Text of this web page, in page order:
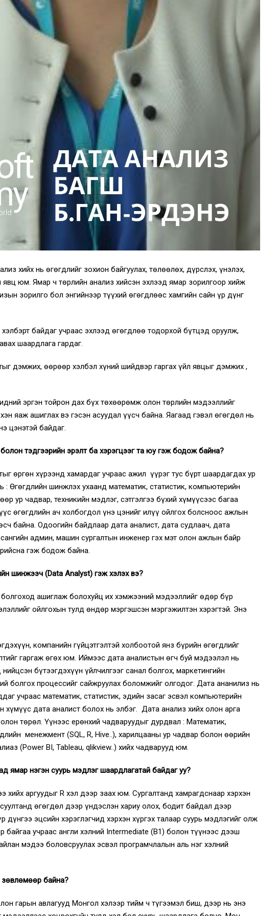
хийх нь өгөгдлийг зохион байгуулах, төлөөлөх, дүрслэх, үнэлэх,
явц юм. Ямар ч төрлийн анализ хийсэн эхлээд ямар зорилгоор хийж
зорилго бол энгийнээр түүхий өгөгдлөөс хамгийн сайн үр дүнг
байдаг учраас эхлээд өгөгдлөө тодорхой бүтцэд оруулж,
шаардлага гардаг.
дэмжих, өөрөөр хэлбэл хүний ​​шийдвэр гаргах үйл явцыг дэмжих ,
эргэн тойрон дах бүх төхөөрөмж олон төрлийн мэдээллийг
яаж ашиглах вэ гэсэн асуудал үүсч байна. Яагаад гэвэл өгөгдөл нь
цэнэтэй байдаг.
тэдгээрийн эрэлт ба хэрэгцээг та юу гэж бодож байна?
өргөн хүрээнд хамардаг учраас ажил үүрэг тус бүрт шаардагдах ур
Өгөгдлийн шинжлэх ухаанд математик, статистик, компьютерийн
ур чадвар, техникийн мэдлэг, сэтгэлгээ бүхий хүмүүсээс багаа
өгөгдлийн ач холбогдол үнэ цэнийг илүү ойлгох болсноос ажлын
байна. Одоогийн байдлаар дата аналист, дата судлаач, дата
админ, машин сургалтын инженер гэх мэт олон ажлын байр
гэж бодож байна.
шинжээч (Data Analyst) гэж хэлэх вэ?
ашиглаж болохуйц их хэмжээний мэдээллийг өдөр бүр
ойлгохын тулд өндөр мэргэшсэн мэргэжилтэн хэрэгтэй. Энэ
компанийн гүйцэтгэлтэй холбоотой янз бүрийн өгөгдлийг
гаргаж өгөх юм. Иймээс дата аналистын өгч буй мэдээлэл нь
бүтээгдэхүүн үйлчилгээг санал болгох, маркетингийн
болгох процессийг сайжруулах боломжийг олгодог. Дата ананилиз нь
учраас математик, статистик, эдийн засаг эсвэл компьютерийн
дата аналист болох нь элбэг. Дата анализ хийх олон арга
төрөл. Үүнээс ерөнхий чадваруудыг дурдвал : Математик,
менежмент (SQL, R, Hive..), харилцааны ур чадвар болон өөрийн
(Power BI, Tableau, qlikview..) хийх чадварууд юм.
ямар нэгэн суурь мэдлэг шаардлагатай байдаг уу?
аргуудыг R хэл дээр заах юм. Сургалтанд хамрагдснаар хэрхэн
өгөгдөл дээр үндэслэн хариу олох, бодит байдал дээр
эцсийн хэрэглэгчид хэрхэн хүргэх талаар суурь мэдлэгийг олж
учраас англи хэлний Intermediate (B1) болон түүнээс дээш
мэдээ боловсруулах эсвэл програмчлалын аль нэг хэлний
зөвлөмөөр байна?
гарын авлагууд Монгол хэлээр тийм ч түгээмэл биш, дээр нь энэ